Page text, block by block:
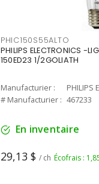
PHIC150S55ALTO
PHILIPS ELECTRONICS -
150ED23 1/2GOLIATH
Manufacturier :
PHILIPS
# Manufacturier : 467233
En inventaire
29,13 $ / ch Écofrais :